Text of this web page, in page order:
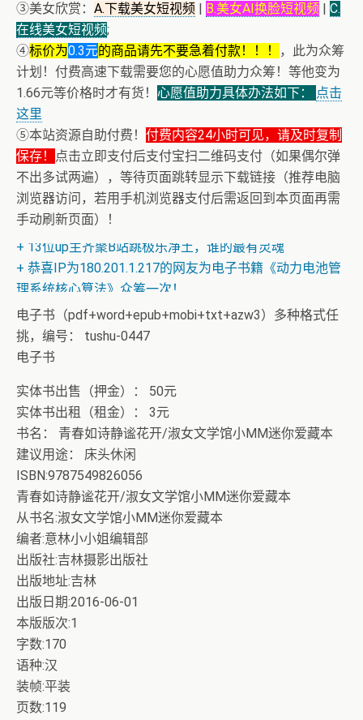
③美女欣赏： A.下载美女短视频 | B.美女AI换脸短视频 | C.
在线美女短视频;
④标价为0.3元的商品请先不要急着付款！！！
，此为众筹
计划！付费高速下载需要您的心愿值助力众筹！等他变为
1.66元等价格时才有货！ 心愿值助力具体办法如下：
点击
这里
⑤本站资源自助付费！ 付费内容24小时可见，请及时复制
保存！
点击立即支付后支付宝扫二维码支付（如果偶尔弹
不出多试两遍），等待页面跳转显示下载链接（推荐电脑
浏览器访问，若用手机浏览器支付后需返回到本页面再需
手动刷新页面）！
+ 恭喜IP为180.201.1.217的网友为电子书籍《动力电池管
理系统核心算法》众筹一次！
+ 13位up主齐聚B站跳极乐净土，谁的最有灵魂
+ 恭喜IP为180.201.1.217的网友为电子书籍《动力电池管
理系统核心算法》众筹一次！
电子书（pdf+word+epub+mobi+txt+azw3）多种格式任
挑，编号： tushu-0447
电子书
实体书出售（押金）： 50元
实体书出租（租金）： 3元
书名： 青春如诗静谧花开/淑女文学馆小MM迷你爱藏本
建议用途： 床头休闲
ISBN:9787549826056
青春如诗静谧花开/淑女文学馆小MM迷你爱藏本
从书名:淑女文学馆小MM迷你爱藏本
编者:意林小小姐编辑部
出版社:吉林摄影出版社
出版地址:吉林
出版日期:2016-06-01
本版版次:1
字数:170
语种:汉
装帧:平装
页数:119